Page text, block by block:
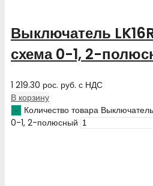
Выключатель
схема 0-1, 2-
1 219.30 рос. руб. с НДС
В корзину
Количество товара
0-1, 2-полюсный